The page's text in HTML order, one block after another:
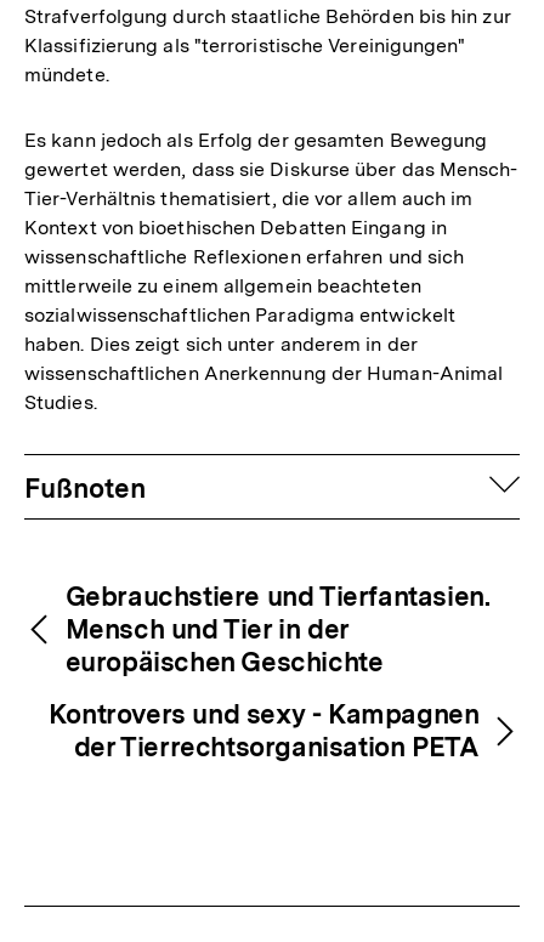
Strafverfolgung durch staatliche Behörden bis hin zur
Klassifizierung als "terroristische Vereinigungen"
mündete.
Es kann jedoch als Erfolg der gesamten Bewegung
gewertet werden, dass sie Diskurse über das Mensch-
Tier-Verhältnis thematisiert, die vor allem auch im
Kontext von bioethischen Debatten Eingang in
wissenschaftliche Reflexionen erfahren und sich
mittlerweile zu einem allgemein beachteten
sozialwissenschaftlichen Paradigma entwickelt
haben. Dies zeigt sich unter anderem in der
wissenschaftlichen Anerkennung der Human-Animal
Studies.
Fussnoten
Fußnoten
Inhaltsnavigation
Inhaltsnavigation
Gebrauchstiere und Tierfantasien.
Mensch und Tier in der
europäischen Geschichte
Kontrovers und sexy - Kampagnen
der Tierrechtsorganisation PETA